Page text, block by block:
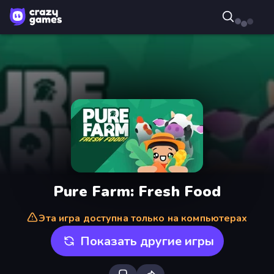
Pure Farm: Fresh Food
Эта игра доступна только на компьютерах
Показать другие игры